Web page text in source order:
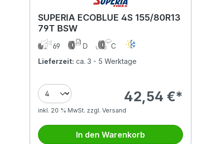
SUPERIA ECOBLUE 4S 155/80R13
79T BSW
69 D
C
Lieferzeit: ca. 3 - 5 Werktage
42,54 €*
inkl. 20 % MwSt. zzgl. Versand
In den Warenkorb